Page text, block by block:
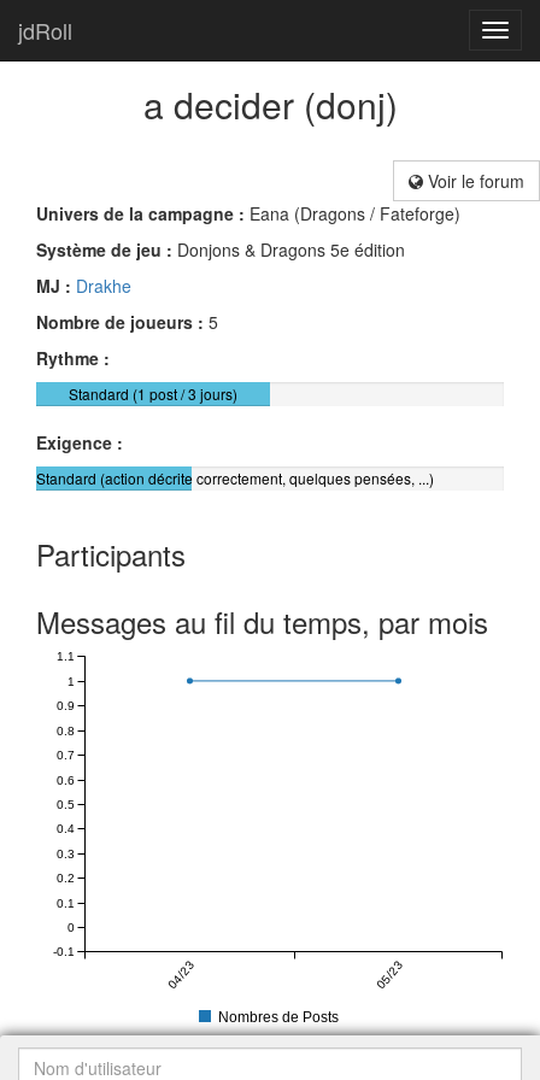
jdRoll
a decider (donj)
Voir le forum
Univers de la campagne : Eana (Dragons / Fateforge)
Système de jeu : Donjons & Dragons 5e édition
MJ : Drakhe
Nombre de joueurs : 5
Rythme :
Standard (1 post / 3 jours)
Exigence :
Standard (action décrite correctement, quelques pensées, ...)
Participants
Messages au fil du temps, par mois
04/23 05/23
-0.1
0
0.1
0.2
0.3
0.4
0.5
0.6
0.7
0.8
0.9
1
1.1
Nombres de Posts